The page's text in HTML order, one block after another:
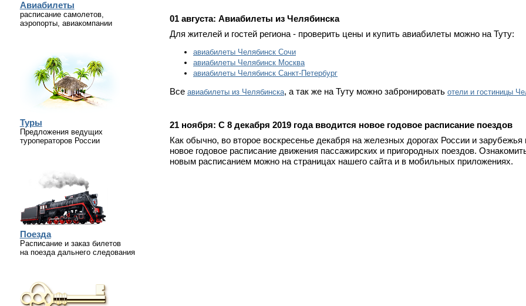
Авиабилеты
расписание самолетов,
аэропорты, авиакомпании
Туры
Предложения ведущих
туроператоров России
Поезда
Расписание и заказ билетов
на поезда дальнего следования
01 августа: Авиабилеты из Челябинска
Для жителей и гостей региона - проверить цены и купить авиабилеты можно на Туту:
авиабилеты Челябинск Сочи
авиабилеты Челябинск Москва
авиабилеты Челябинск Санкт-Петербург
Все авиабилеты из Челябинска, а так же на Туту можно забронировать отели и гостиницы
21 ноября: С 8 декабря 2019 года вводится новое годовое расписание поездов
Как обычно, во второе воскресенье декабря на железных дорогах России и зарубежья
новое годовое расписание движения пассажирских и пригородных поездов.
новым расписанием можно на страницах нашего сайта и в мобильных приложениях.